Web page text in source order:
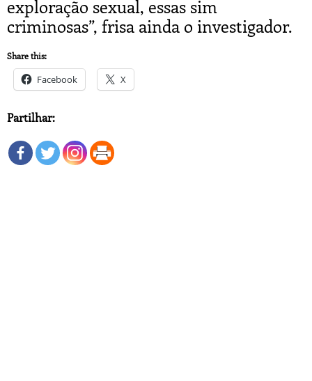
exploração sexual, essas sim
criminosas”, frisa ainda o investigador.
Share this:
Facebook X
Partilhar: